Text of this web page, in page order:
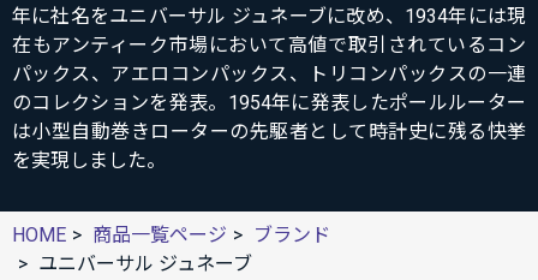
年に社名をユニバーサル ジュネーブに改め、1934年には現
在もアンティーク市場において高値で取引されているコン
パックス、アエロコンパックス、トリコンパックスの一連
のコレクションを発表。1954年に発表したポールルーター
は小型自動巻きローターの先駆者として時計史に残る快挙
を実現しました。
HOME 商品一覧ページ
ブランド
ユニバーサル ジュネーブ